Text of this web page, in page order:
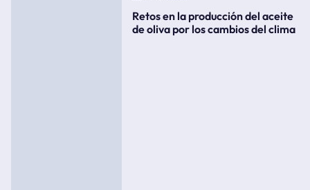
Retos en la producción del aceite
de oliva por los cambios del clima